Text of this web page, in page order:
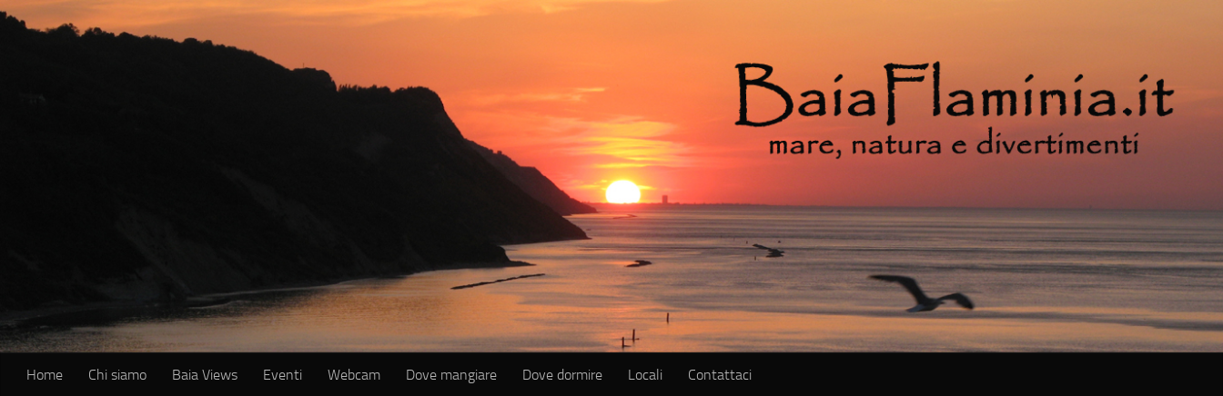
Salta al contenuto
Home Chi siamo Baia Views Eventi Webcam Dove mangiare Dove dormire Locali Contattaci